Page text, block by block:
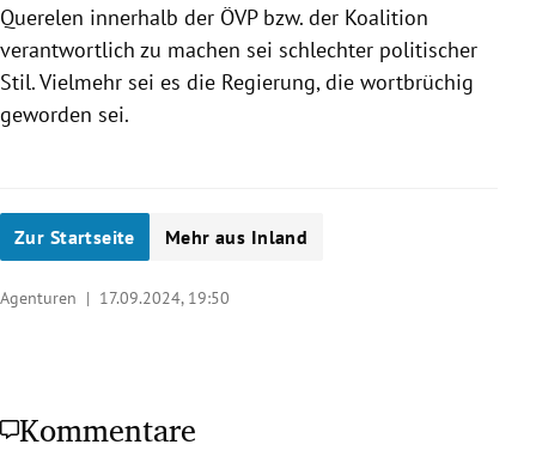
Querelen innerhalb der ÖVP bzw. der Koalition
verantwortlich zu machen sei schlechter politischer
Stil. Vielmehr sei es die Regierung, die wortbrüchig
geworden sei.
Zur Startseite Mehr aus Inland
Agenturen | 17.09.2024, 19:50
Kommentare